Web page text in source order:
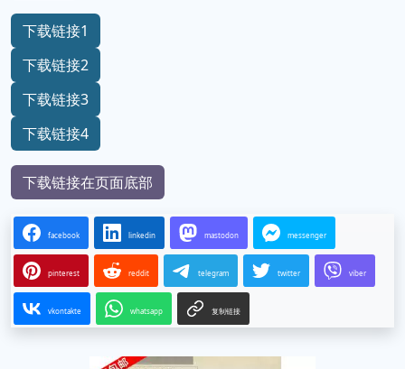
下载链接1
下载链接2
下载链接3
下载链接4
下载链接在页面底部
facebook linkedin mastodon messenger
pinterest reddit telegram twitter viber
vkontakte whatsapp 复制链接